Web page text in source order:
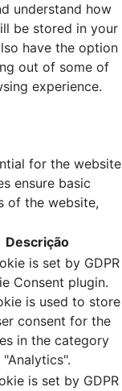
understand how
be stored in your
have the option
out of some of
experience.
for the website
ensure basic
of the website,
Descrição
is set by GDPR
Consent plugin.
is used to store
consent for the
in the category
"Analytics".
is set by GDPR